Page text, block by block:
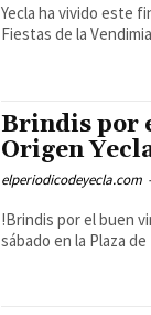
Yecla ha vivido este
Fiestas de la
Brindis por
Origen
elperiodicodeyecla.com
!Brindis por el buen
sábado en la Plaza